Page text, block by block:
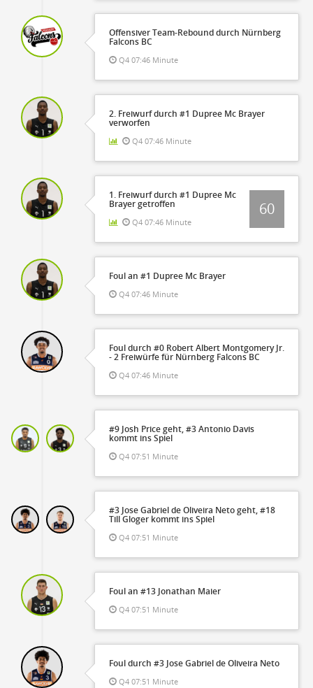
Offensiver Team-Rebound durch Nürnberg
Falcons BC
Q4 07:46 Minute
2. Freiwurf durch #1 Dupree Mc Brayer
verworfen
Q4 07:46 Minute
1. Freiwurf durch #1 Dupree Mc
Brayer getroffen
Q4 07:46 Minute
60
Foul an #1 Dupree Mc Brayer
Q4 07:46 Minute
Foul durch #0 Robert Albert Montgomery Jr.
- 2 Freiwürfe für Nürnberg Falcons BC
Q4 07:46 Minute
#9 Josh Price geht, #3 Antonio Davis
kommt ins Spiel
Q4 07:51 Minute
#3 Jose Gabriel de Oliveira Neto geht, #18
Till Gloger kommt ins Spiel
Q4 07:51 Minute
Foul an #13 Jonathan Maier
Q4 07:51 Minute
Foul durch #3 Jose Gabriel de Oliveira Neto
Q4 07:51 Minute